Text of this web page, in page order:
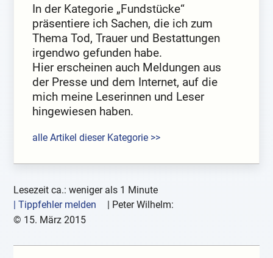
In der Kategorie „Fundstücke“
präsentiere ich Sachen, die ich zum
Thema Tod, Trauer und Bestattungen
irgendwo gefunden habe.
Hier erscheinen auch Meldungen aus
der Presse und dem Internet, auf die
mich meine Leserinnen und Leser
hingewiesen haben.
alle Artikel dieser Kategorie >>
Lesezeit ca.: weniger als 1 Minute
| Tippfehler melden
| Peter Wilhelm:
© 15. März 2015